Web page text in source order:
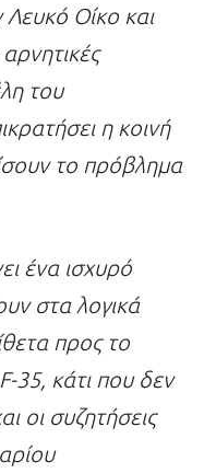
Λευκό Οίκο και
του
η κοινή
το πρόβλημα
ένα ισχυρό
στα λογικά
προς το
35, κάτι που δεν
οι συζητήσεις